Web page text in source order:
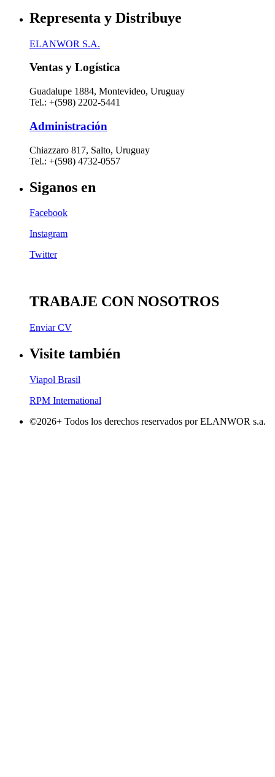
Representa y Distribuye
ELANWOR S.A.
Ventas y Logística
Guadalupe 1884, Montevideo, Uruguay
Tel.: +(598) 2202-5441
Administración
Chiazzaro 817, Salto, Uruguay
Tel.: +(598) 4732-0557
Siganos en
Facebook
Instagram
Twitter
TRABAJE CON NOSOTROS
Enviar CV
Visite también
Viapol Brasil
RPM International
©2026+ Todos los derechos reservados por ELANWOR s.a.